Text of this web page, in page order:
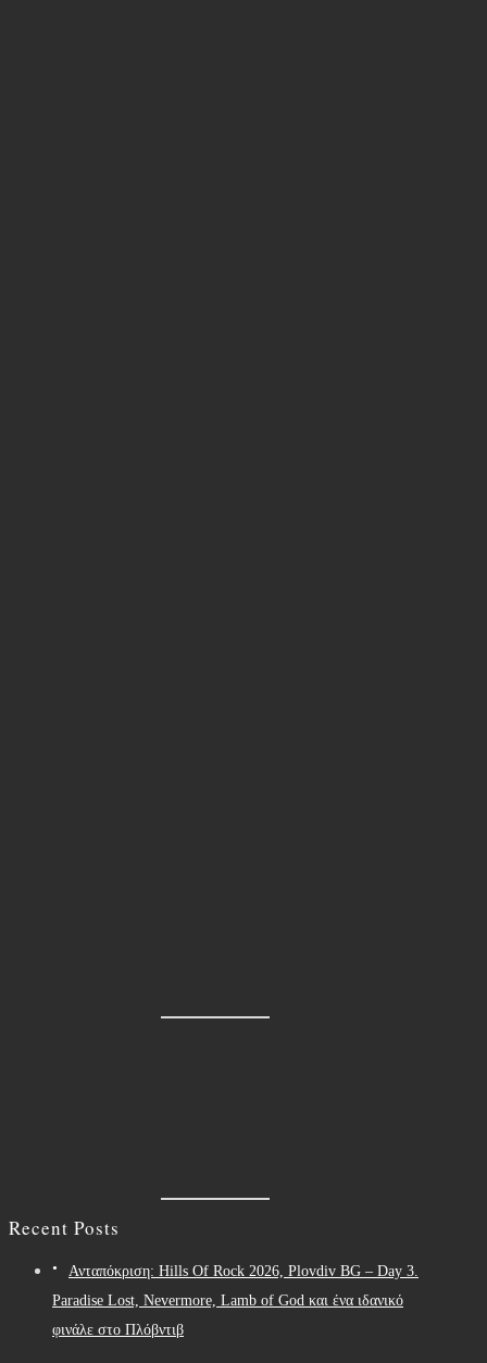
Recent Posts
Ανταπόκριση: Hills Of Rock 2026, Plovdiv BG – Day 3.
Paradise Lost, Nevermore, Lamb of God και ένα ιδανικό
φινάλε στο Πλόβντιβ